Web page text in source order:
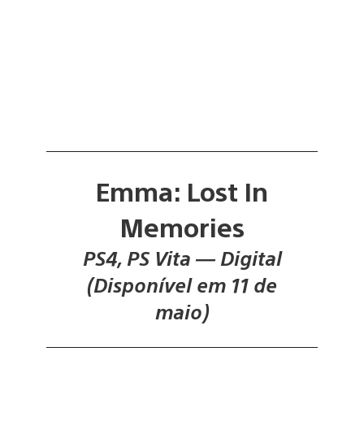
Emma: Lost In
Memories
PS4, PS Vita — Digital
(Disponível em 11 de
maio)